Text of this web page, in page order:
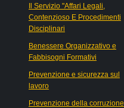
Il Servizio "Affari Legali,
Contenzioso E Procedimenti
Disciplinari
Benessere Organizzativo e
Fabbisogni Formativi
Prevenzione e sicurezza sul
lavoro
Prevenzione della corruzione